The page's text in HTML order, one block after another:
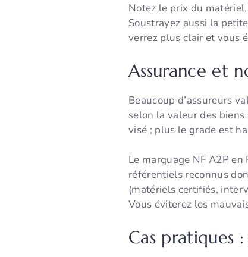
Notez le prix du
Soustrayez aussi la
verrez plus clair et vous
Assurance et
Beaucoup d’assureurs
selon la valeur des
visé ; plus le grade est
Le marquage NF A2P
référentiels reconnus
(matériels certifiés,
Vous éviterez les
Cas pratiques